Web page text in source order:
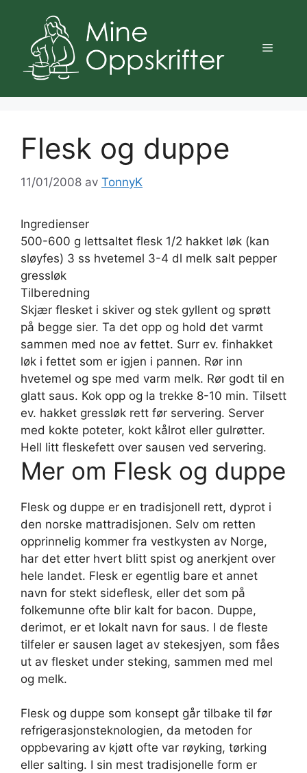
innhold
Meny
Flesk og duppe
11/01/2008 av TonnyK
Ingredienser
500-600 g lettsaltet flesk 1/2 hakket løk (kan
sløyfes) 3 ss hvetemel 3-4 dl melk salt pepper
gressløk
Tilberedning
Skjær flesket i skiver og stek gyllent og sprøtt
på begge sier. Ta det opp og hold det varmt
sammen med noe av fettet. Surr ev. finhakket
løk i fettet som er igjen i pannen. Rør inn
hvetemel og spe med varm melk. Rør godt til en
glatt saus. Kok opp og la trekke 8-10 min. Tilsett
ev. hakket gressløk rett før servering. Server
med kokte poteter, kokt kålrot eller gulrøtter.
Hell litt fleskefett over sausen ved servering.
Mer om Flesk og duppe
Flesk og duppe er en tradisjonell rett, dyprot i
den norske mattradisjonen. Selv om retten
opprinnelig kommer fra vestkysten av Norge,
har det etter hvert blitt spist og anerkjent over
hele landet. Flesk er egentlig bare et annet
navn for stekt sideflesk, eller det som på
folkemunne ofte blir kalt for bacon. Duppe,
derimot, er et lokalt navn for saus. I de fleste
tilfeler er sausen laget av stekesjyen, som fåes
ut av flesket under steking, sammen med mel
og melk.
Flesk og duppe som konsept går tilbake til før
refrigerasjonsteknologien, da metoden for
oppbevaring av kjøtt ofte var røyking, tørking
eller salting. I sin mest tradisjonelle form er